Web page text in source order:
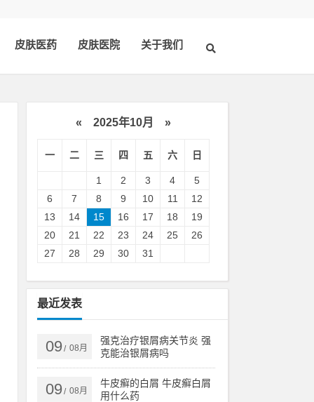
皮肤医药 皮肤医院 关于我们
« 2025年10月 »
一 二 三 四 五 六 日
1 2 3 4
5
6
7 8 9 10 11
12
13
14 15 16 17 18
19
20
21 22 23 24 25
26
27
28 29 30 31
最近发表
09/ 08月
强克治疗银屑病关节炎 强
克能治银屑病吗
09/ 08月
牛皮癣的白屑 牛皮癣白屑
用什么药